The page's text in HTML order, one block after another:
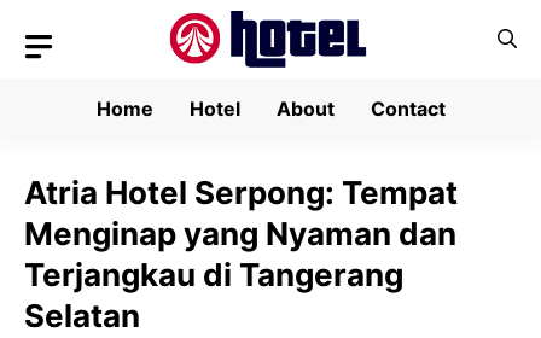
Home
Hotel About Contact
Atria Hotel Serpong: Tempat
Menginap yang Nyaman dan
Terjangkau di Tangerang
Selatan